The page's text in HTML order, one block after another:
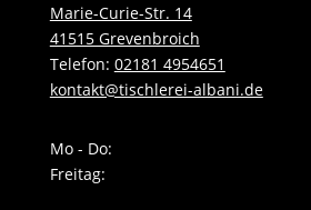
Marie-Curie-Str. 14
41515 Grevenbroich
Telefon: 02181 4954651
kontakt@tischlerei-albani.de
Mo - Do:
Freitag: